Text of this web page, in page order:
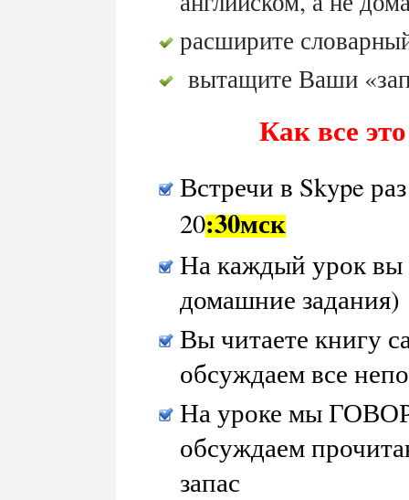
расширите
вытащите Ваши
Как все
Встречи в Skype
20:30мск
На каждый урок вы
домашние задания)
Вы читаете книгу
обсуждаем все
На уроке мы
обсуждаем
запас